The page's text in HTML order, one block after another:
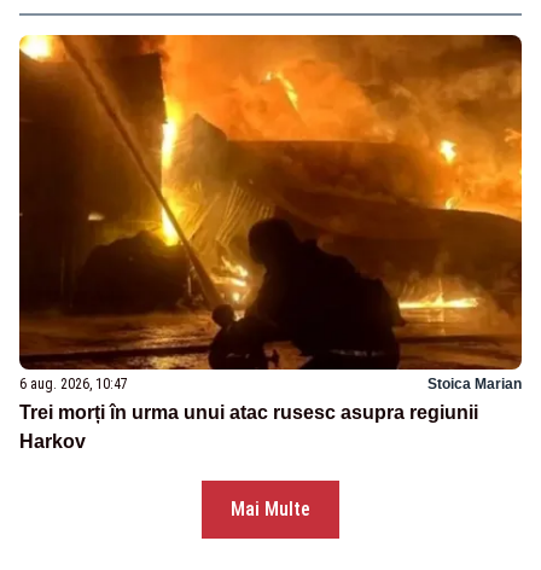
6 aug. 2026, 10:47 Stoica Marian
Trei morți în urma unui atac rusesc asupra regiunii
Harkov
Mai Multe